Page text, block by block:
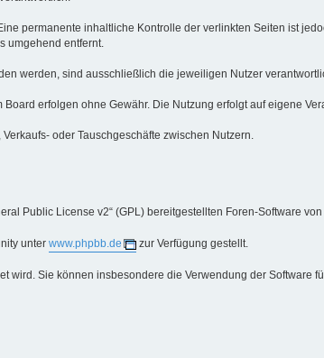
permanente inhaltliche Kontrolle der verlinkten Seiten ist
umgehend entfernt.
werden, sind ausschließlich die jeweiligen Nutzer
erfolgen ohne Gewähr. Die Nutzung erfolgt auf eigene
oder Tauschgeschäfte zwischen Nutzern.
Public License v2“ (GPL) bereitgestellten Foren-Software
unter www.phpbb.de zur Verfügung gestellt.
wird. Sie können insbesondere die Verwendung der Software